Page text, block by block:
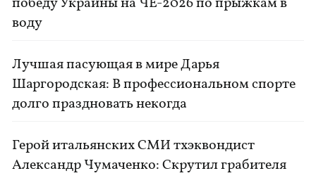
воду
Лучшая пасующая в мире Дарья
Шаргородская: В профессиональном спорте
долго праздновать некогда
Герой итальянских СМИ тхэквондист
Александр Чумаченко: Скрутил грабителя